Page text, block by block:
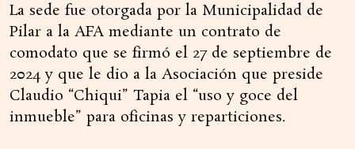
La sede fue otorgada por la Municipalidad de
Pilar a la AFA mediante un contrato de
comodato que se firmó el 27 de septiembre de
2024 y que le dio a la Asociación que preside
Claudio “Chiqui” Tapia el “uso y goce del
inmueble” para oficinas y reparticiones.